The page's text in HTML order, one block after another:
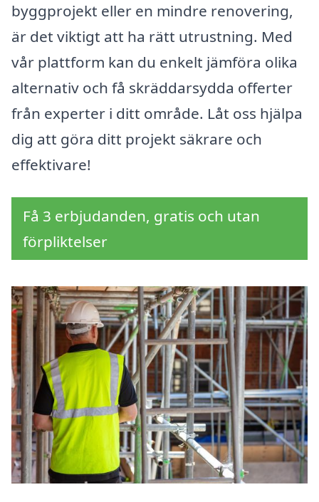
byggprojekt eller en mindre renovering,
är det viktigt att ha rätt utrustning. Med
vår plattform kan du enkelt jämföra olika
alternativ och få skräddarsydda offerter
från experter i ditt område. Låt oss hjälpa
dig att göra ditt projekt säkrare och
effektivare!
Få 3 erbjudanden, gratis och utan
förpliktelser